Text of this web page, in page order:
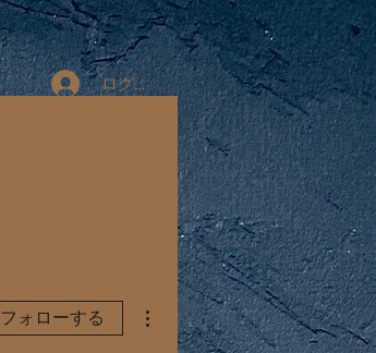
ログイン
フォローする
その他